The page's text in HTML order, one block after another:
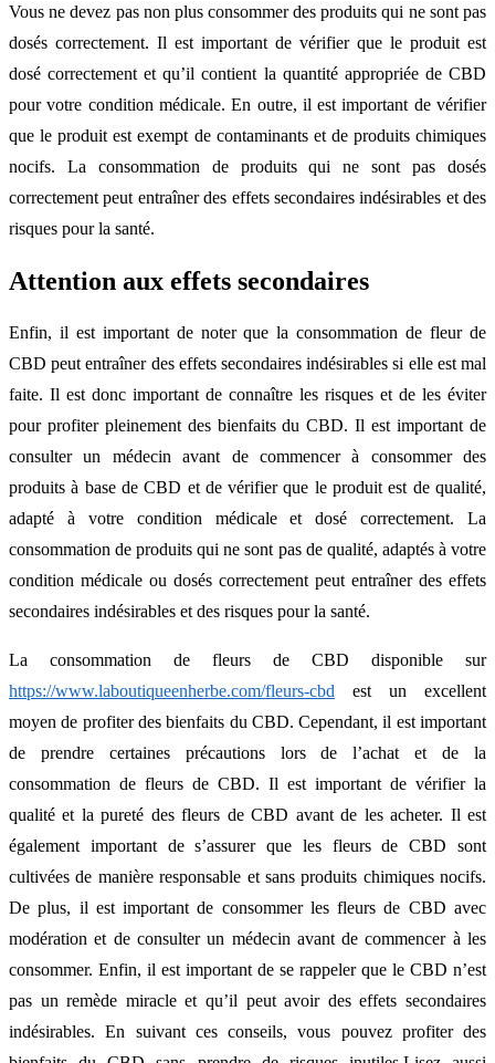
Vous ne devez pas non plus consommer des produits qui ne sont pas
dosés correctement. Il est important de vérifier que le produit est
dosé correctement et qu’il contient la quantité appropriée de CBD
pour votre condition médicale. En outre, il est important de vérifier
que le produit est exempt de contaminants et de produits chimiques
nocifs. La consommation de produits qui ne sont pas dosés
correctement peut entraîner des effets secondaires indésirables et des
risques pour la santé.
Attention aux effets secondaires
Enfin, il est important de noter que la consommation de fleur de
CBD peut entraîner des effets secondaires indésirables si elle est mal
faite. Il est donc important de connaître les risques et de les éviter
pour profiter pleinement des bienfaits du CBD. Il est important de
consulter un médecin avant de commencer à consommer des
produits à base de CBD et de vérifier que le produit est de qualité,
adapté à votre condition médicale et dosé correctement. La
consommation de produits qui ne sont pas de qualité, adaptés à votre
condition médicale ou dosés correctement peut entraîner des effets
secondaires indésirables et des risques pour la santé.
La consommation de fleurs de CBD disponible sur
https://www.laboutiqueenherbe.com/fleurs-cbd est un excellent
moyen de profiter des bienfaits du CBD. Cependant, il est important
de prendre certaines précautions lors de l’achat et de la
consommation de fleurs de CBD. Il est important de vérifier la
qualité et la pureté des fleurs de CBD avant de les acheter. Il est
également important de s’assurer que les fleurs de CBD sont
cultivées de manière responsable et sans produits chimiques nocifs.
De plus, il est important de consommer les fleurs de CBD avec
modération et de consulter un médecin avant de commencer à les
consommer. Enfin, il est important de se rappeler que le CBD n’est
pas un remède miracle et qu’il peut avoir des effets secondaires
indésirables. En suivant ces conseils, vous pouvez profiter des